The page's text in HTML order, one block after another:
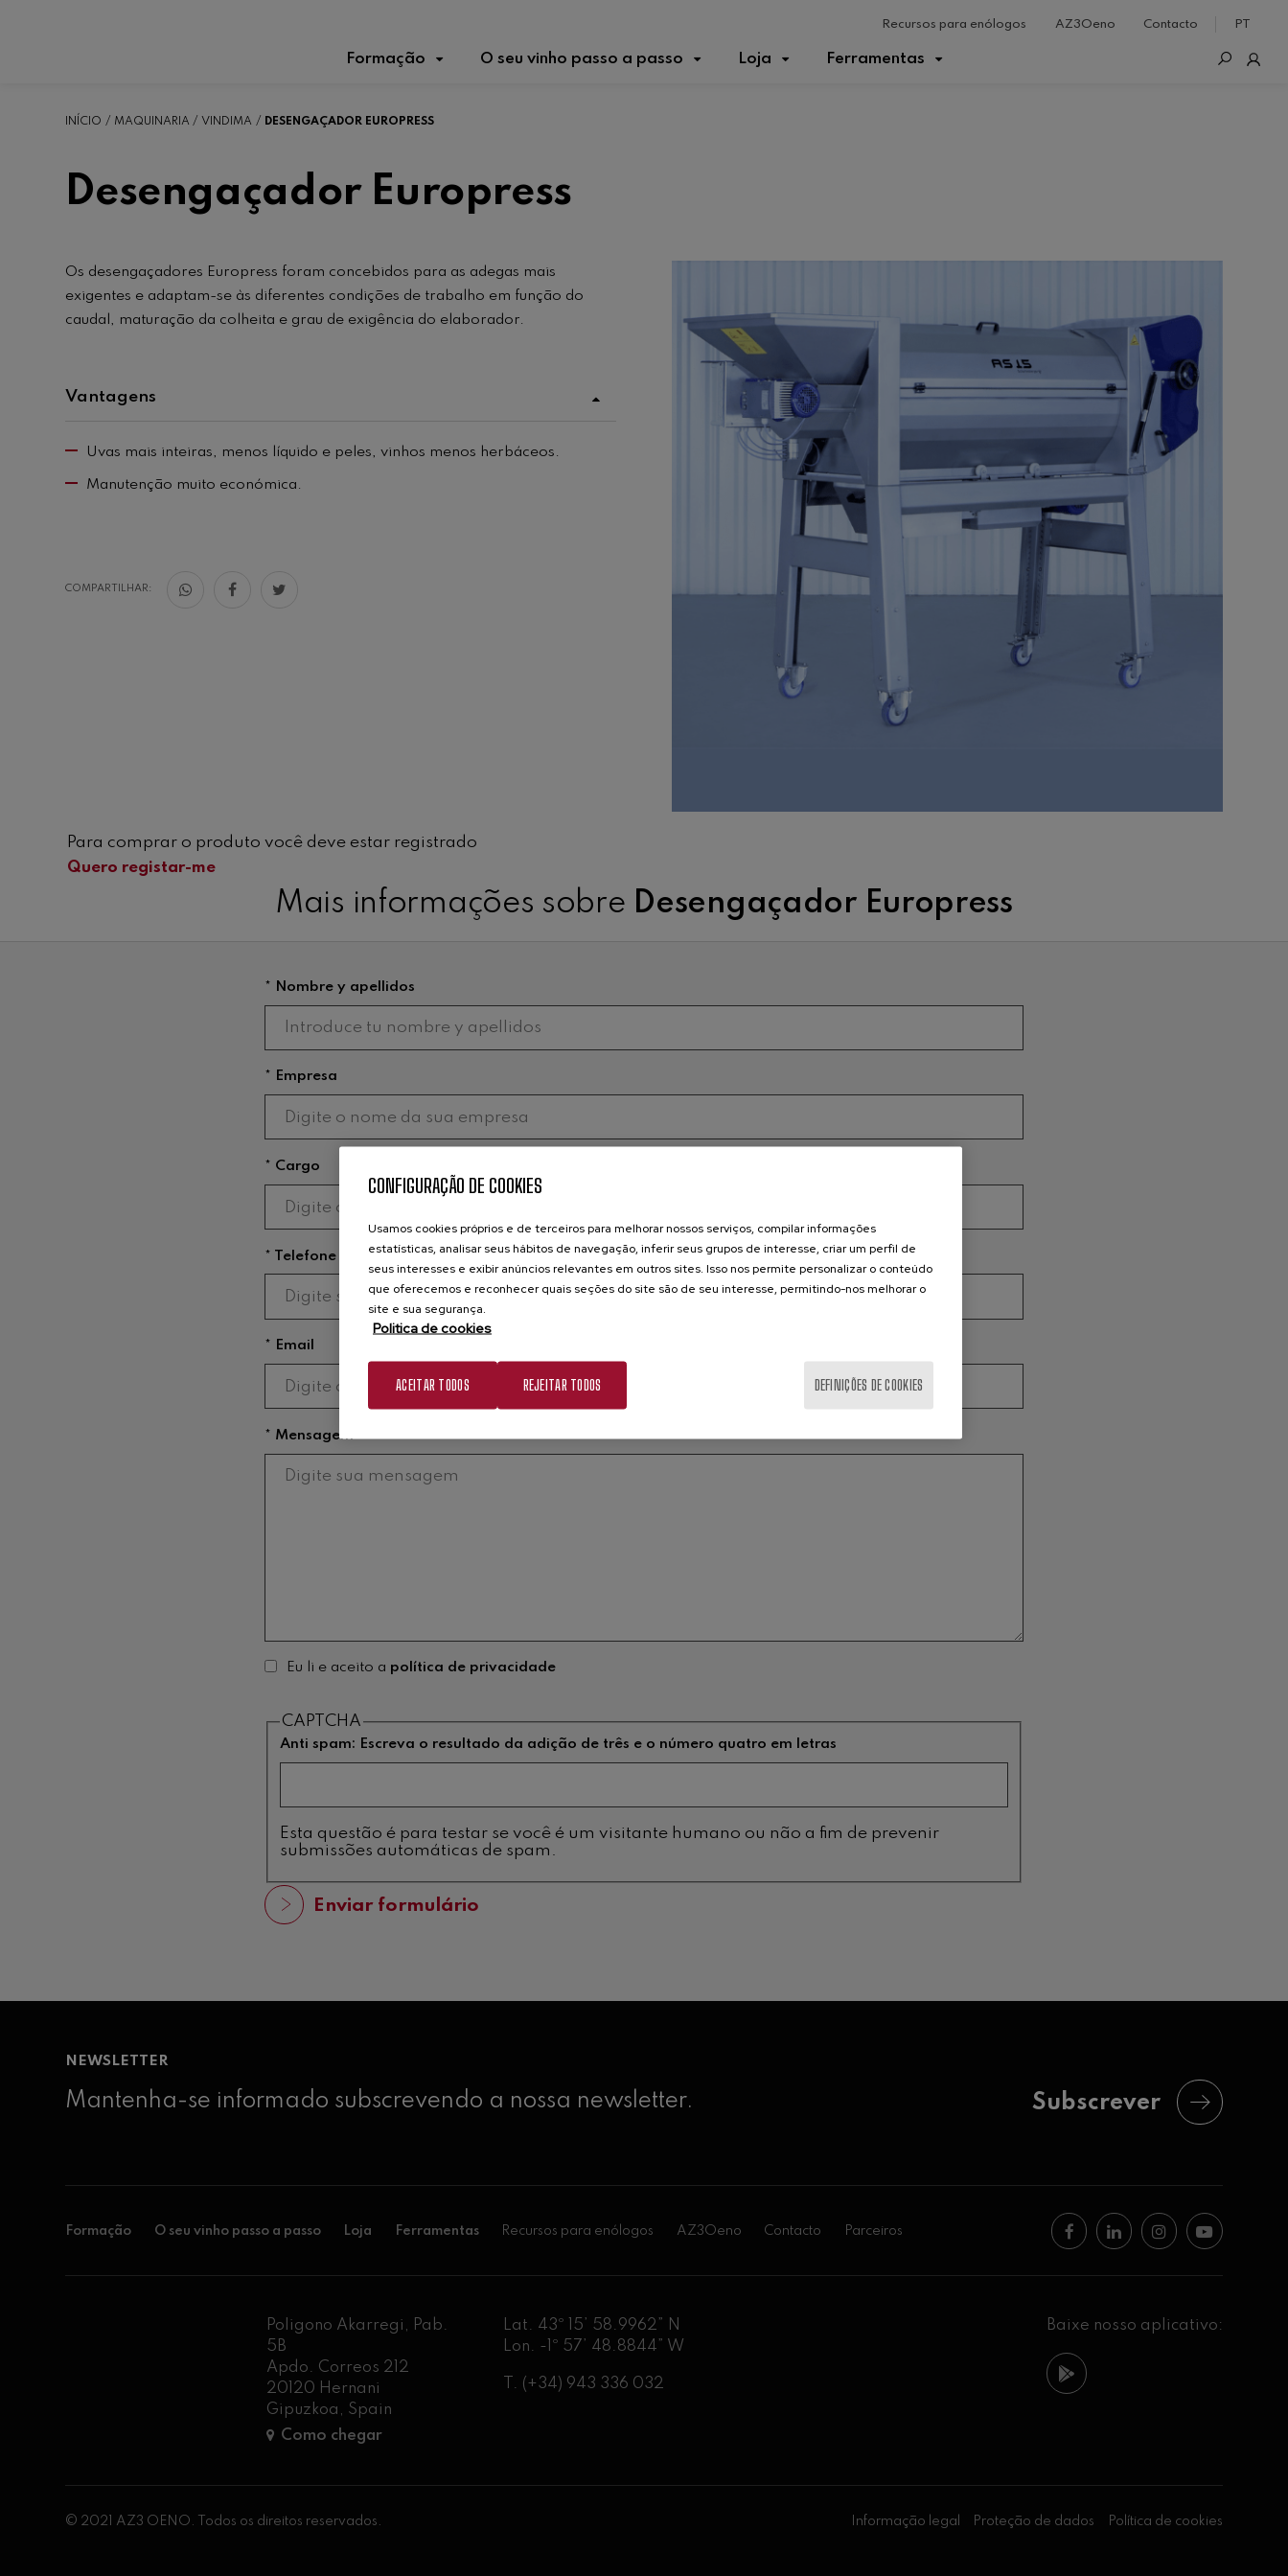
Formação O seu vinho passo a passo Loja Ferramentas
PT
Recursos para enólogos AZ3Oeno Contacto
INÍCIO MAQUINARIA VINDIMA DESENGAÇADOR EUROPRESS
Desengaçador Europress
Os desengaçadores Europress foram concebidos para as adegas mais
exigentes e adaptam-se às diferentes condições de trabalho em função do
caudal, maturação da colheita e grau de exigência do elaborador.
Vantagens
Uvas mais inteiras, menos líquido e peles, vinhos menos herbáceos.
Manutenção muito económica.
COMPARTILHAR:
Para comprar o produto você deve estar registrado
Quero registar-me
Mais informações sobre Desengaçador Europress
* Nombre y apellidos
* Empresa
* Cargo
* Telefone
* Email
* Mensagem
Eu li e aceito a política de privacidade
CAPTCHA
Anti spam: Escreva o resultado da adição de três e o número quatro em letras
Esta questão é para testar se você é um visitante humano ou não a fim de prevenir
submissões automáticas de spam.
NEWSLETTER
Mantenha-se informado subscrevendo a nossa newsletter. Subscrever
Formação O seu vinho passo a passo Loja Ferramentas Recursos para enólogos AZ3Oeno Contacto Parceiros
Poligono Akarregi, Pab.
5B
Apdo. Correos 212
20120 Hernani
Gipuzkoa, Spain
Como chegar
Lat. 43º 15’ 58.9962” N
Lon. -1º 57’ 48.8844” W
T. (+34) 943 336 032
Baixe nosso aplicativo:
© 2021 AZ3 OENO. Todos os direitos reservados. Informação legal Proteção de dados Política de cookies
CONFIGURAÇÃO DE COOKIES
Usamos cookies próprios e de terceiros para melhorar nossos serviços, compilar informações
estatísticas, analisar seus hábitos de navegação, inferir seus grupos de interesse, criar um perfil de
seus interesses e exibir anúncios relevantes em outros sites. Isso nos permite personalizar o conteúdo
que oferecemos e reconhecer quais seções do site são de seu interesse, permitindo-nos melhorar o
site e sua segurança.
Politica de cookies
REJEITAR TODOS
ACEITAR TODOS DEFINIÇÕES DE COOKIES